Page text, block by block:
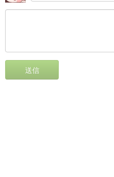
送信